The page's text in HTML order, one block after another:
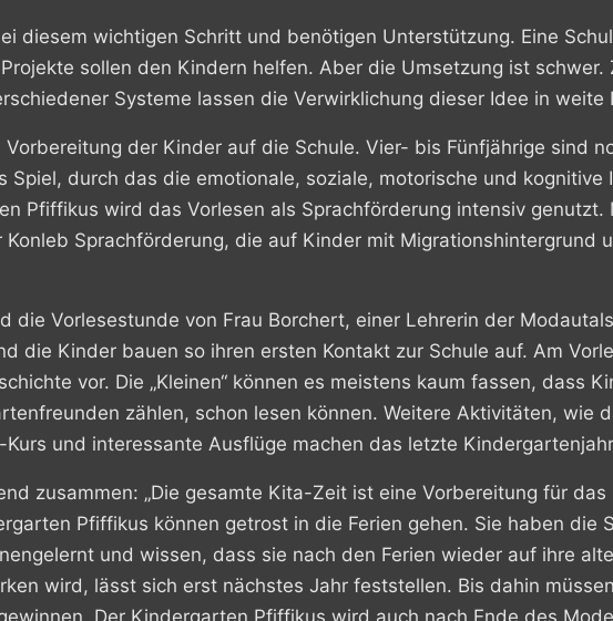
diesem wichtigen Schritt und benötigen Unterstützung. Eine
sollen den Kindern helfen. Aber die Umsetzung ist
Systeme lassen die Verwirklichung dieser Idee in weite
der Kinder auf die Schule. Vier- bis Fünfjährige sind
Spiel, durch das die emotionale, soziale, motorische und
Pfiffikus wird das Vorlesen als Sprachförderung intensiv genutzt.
Sprachförderung, die auf Kinder mit Migrationshintergrund
die Vorlesestunde von Frau Borchert, einer Lehrerin der
die Kinder bauen so ihren ersten Kontakt zur Schule auf. Am
vor. Die „Kleinen“ können es meistens kaum fassen, dass
zählen, schon lesen können. Weitere Aktivitäten, wie
und interessante Ausflüge machen das letzte
zusammen: „Die gesamte Kita-Zeit ist eine Vorbereitung für
Pfiffikus können getrost in die Ferien gehen. Sie haben die
und wissen, dass sie nach den Ferien wieder auf ihre
wird, lässt sich erst nächstes Jahr feststellen. Bis dahin
Der Kindergarten Pfiffikus wird auch nach Ende des